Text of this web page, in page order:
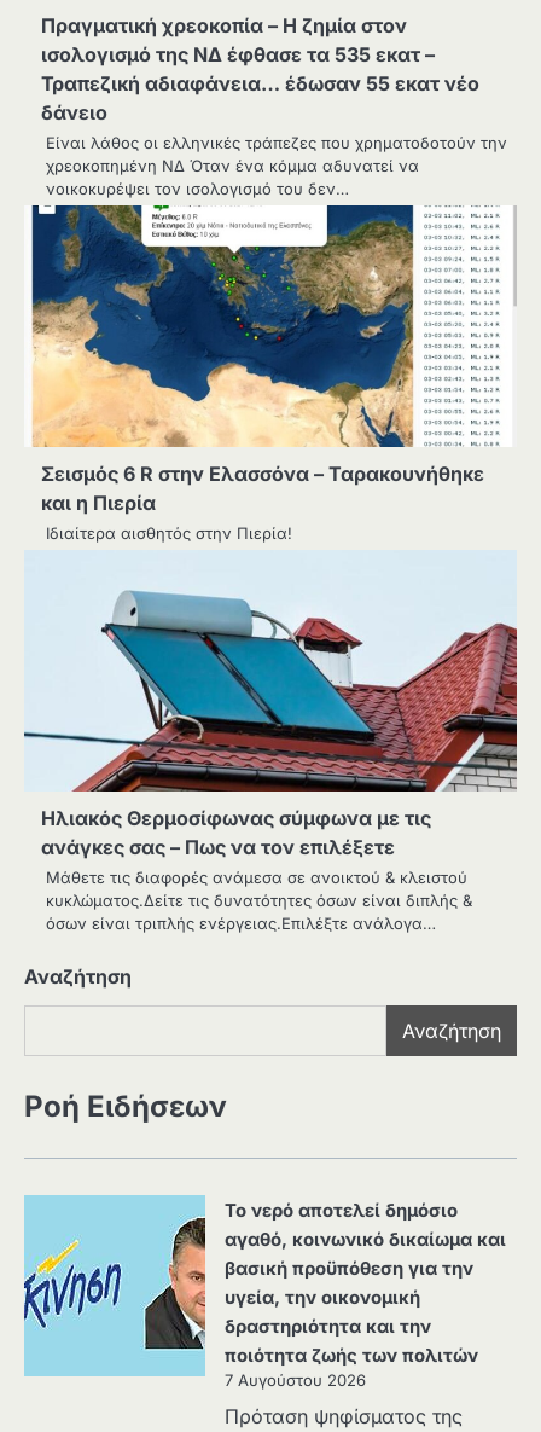
Πραγματική χρεοκοπία – Η ζημία στον
ισολογισμό της ΝΔ έφθασε τα 535 εκατ –
Τραπεζική αδιαφάνεια… έδωσαν 55 εκατ νέο
δάνειο
Είναι λάθος οι ελληνικές τράπεζες που χρηματοδοτούν την
χρεοκοπημένη ΝΔ Όταν ένα κόμμα αδυνατεί να
νοικοκυρέψει τον ισολογισμό του δεν…
Σεισμός 6 R στην Ελασσόνα – Ταρακουνήθηκε
και η Πιερία
Ιδιαίτερα αισθητός στην Πιερία!
Ηλιακός Θερμοσίφωνας σύμφωνα με τις
ανάγκες σας – Πως να τον επιλέξετε
Μάθετε τις διαφορές ανάμεσα σε ανοικτού & κλειστού
κυκλώματος.Δείτε τις δυνατότητες όσων είναι διπλής &
όσων είναι τριπλής ενέργειας.Επιλέξτε ανάλογα…
Αναζήτηση
Αναζήτηση
Ροή Ειδήσεων
Το νερό αποτελεί δημόσιο
αγαθό, κοινωνικό δικαίωμα και
βασική προϋπόθεση για την
υγεία, την οικονομική
δραστηριότητα και την
ποιότητα ζωής των πολιτών
7 Αυγούστου 2026
Πρόταση ψηφίσματος της